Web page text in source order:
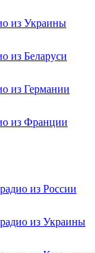
из Украины
из Беларуси
из Германии
из Франции
из России
из Украины